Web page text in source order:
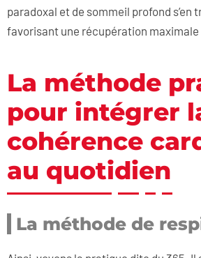
paradoxal et de sommeil profond s’en
favorisant une récupération maximale
La méthode
pour intégrer
cohérence
au quotidien
La méthode de